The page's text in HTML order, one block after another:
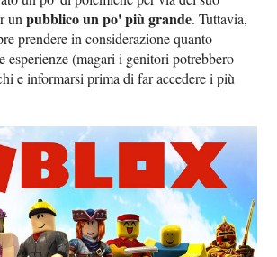
unpubblico un po' più grande. Tuttavia,
prendere in considerazione quanto
esperienze (magari i genitori potrebbero
e informarsi prima di far accedere i più